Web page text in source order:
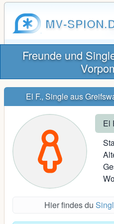
MV-
Freunde und
El F., Single aus
El
Hier findes du